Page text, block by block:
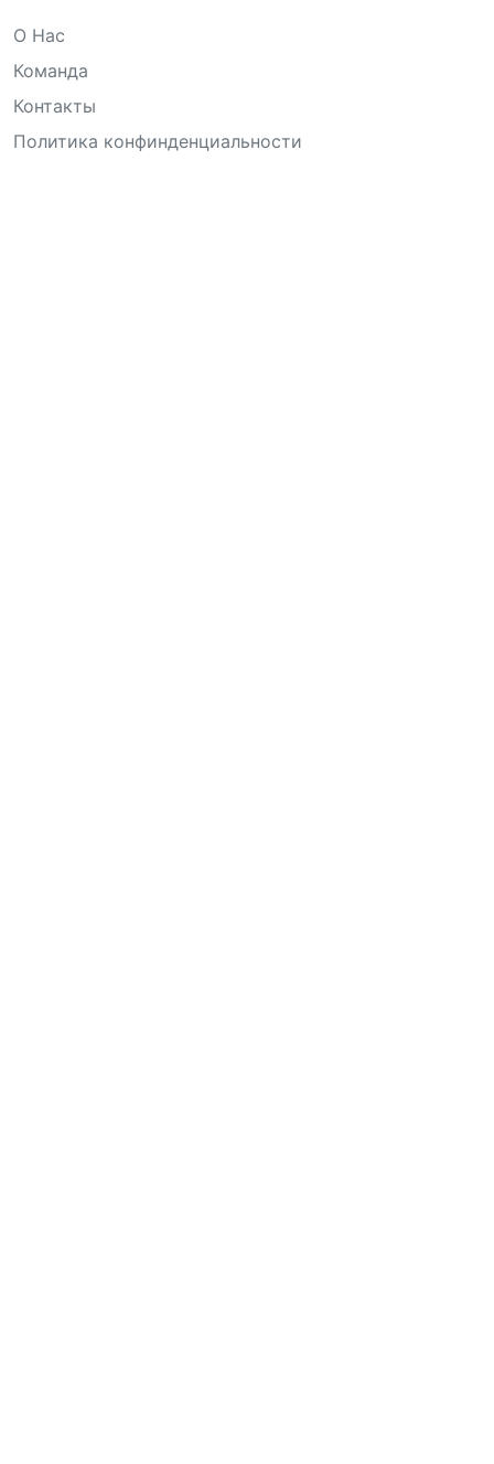
О Нас
Команда
Контакты
Политика конфинденциальности